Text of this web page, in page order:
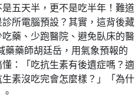
五天半，更不是吃半年！難道
所電腦預設？其實，這背後藏
藥、少跑醫院、避免臥床的醫
藥藥師胡廷岳，用氣象預報的
：「吃抗生素有後遺症嗎？適
素沒吃完會怎麼樣？」「為什